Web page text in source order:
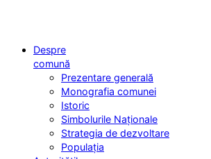
Despre
comună
Prezentare generală
Monografia comunei
Istoric
Simbolurile Naționale
Strategia de dezvoltare
Populația